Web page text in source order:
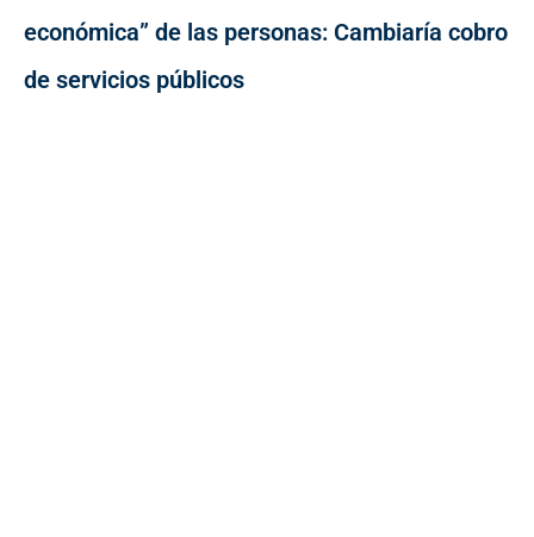
económica” de las personas: Cambiaría cobro
de servicios públicos